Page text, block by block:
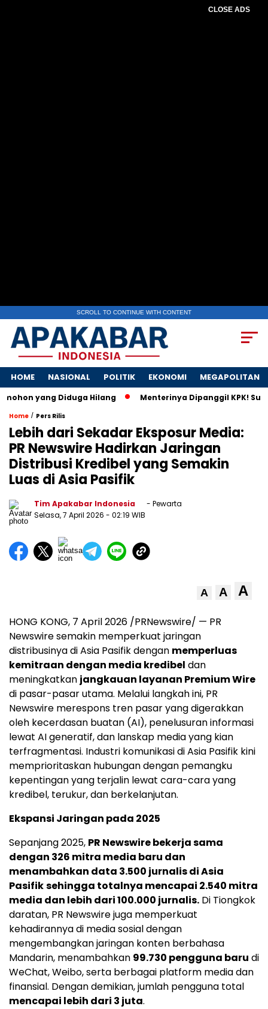
CLOSE ADS
SCROLL TO CONTINUE WITH CONTENT
HOME NASIONAL POLITIK EKONOMI MEGAPOLITAN
yang Diduga Hilang Menterinya Dipanggil KPK! Surat Istri
Home / Pers Rilis
Lebih dari Sekadar Eksposur Media:
PR Newswire Hadirkan Jaringan
Distribusi Kredibel yang Semakin
Luas di Asia Pasifik
Tim Apakabar Indonesia
- Pewarta
Selasa, 7 April 2026 - 02:19 WIB
A A A
HONG KONG, 7 April 2026 /PRNewswire/ — PR
Newswire semakin memperkuat jaringan
distribusinya di Asia Pasifik dengan memperluas
kemitraan dengan media kredibel dan
meningkatkan jangkauan layanan Premium Wire
di pasar-pasar utama. Melalui langkah ini, PR
Newswire merespons tren pasar yang digerakkan
oleh kecerdasan buatan (AI), penelusuran informasi
lewat AI generatif, dan lanskap media yang kian
terfragmentasi. Industri komunikasi di Asia Pasifik kini
memprioritaskan hubungan dengan pemangku
kepentingan yang terjalin lewat cara-cara yang
kredibel, terukur, dan berkelanjutan.
Ekspansi Jaringan pada 2025
Sepanjang 2025, PR Newswire bekerja sama
dengan 326 mitra media baru dan
menambahkan data 3.500 jurnalis di Asia
Pasifiksehingga totalnya mencapai 2.540 mitra
media dan lebih dari 100.000 jurnalis. Di Tiongkok
daratan, PR Newswire juga memperkuat
kehadirannya di media sosial dengan
mengembangkan jaringan konten berbahasa
Mandarin, menambahkan 99.730 pengguna baru di
WeChat, Weibo, serta berbagai platform media dan
finansial. Dengan demikian, jumlah pengguna total
mencapai lebih dari 3 juta.